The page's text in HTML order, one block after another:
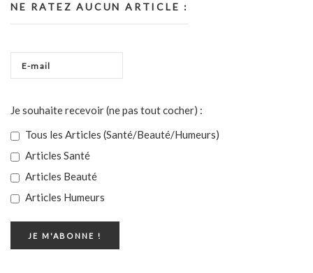
NE RATEZ AUCUN ARTICLE :
Je souhaite recevoir (ne pas tout cocher) :
Tous les Articles (Santé/Beauté/Humeurs)
Articles Santé
Articles Beauté
Articles Humeurs